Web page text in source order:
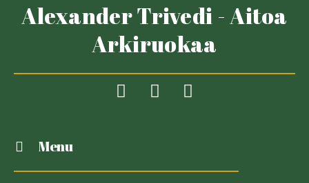
Alexander Trivedi - Aitoa
Arkiruokaa
Menu